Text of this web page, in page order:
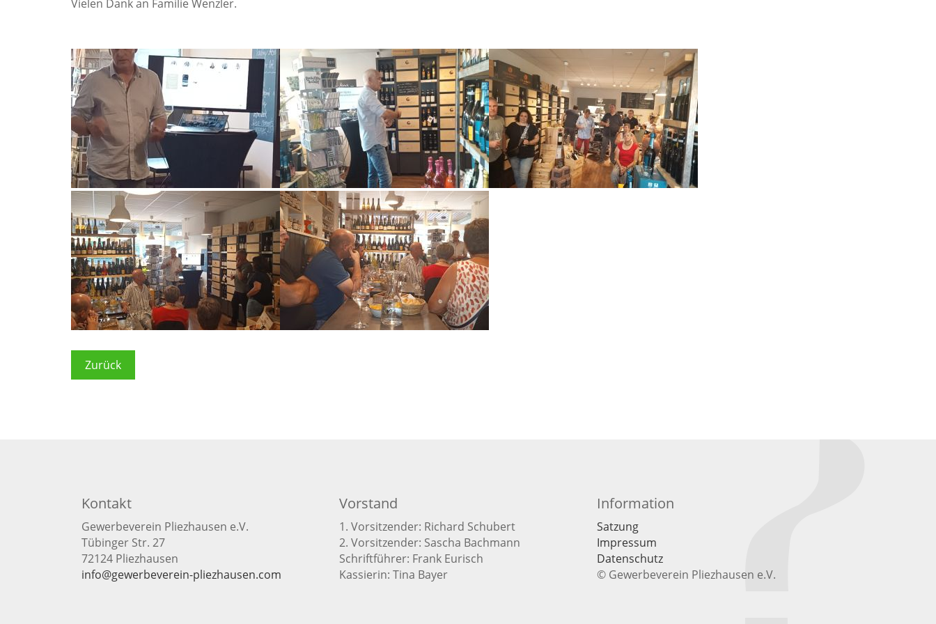
Vielen Dank an Familie Wenzler.
Zurück
Kontakt
Gewerbeverein Pliezhausen e.V.
Tübinger Str. 27
72124 Pliezhausen
info@gewerbeverein-pliezhausen.com
Vorstand
1. Vorsitzender: Richard Schubert
2. Vorsitzender: Sascha Bachmann
Schriftführer: Frank Eurisch
Kassierin: Tina Bayer
Information
Satzung
Impressum
Datenschutz
© Gewerbeverein Pliezhausen e.V.